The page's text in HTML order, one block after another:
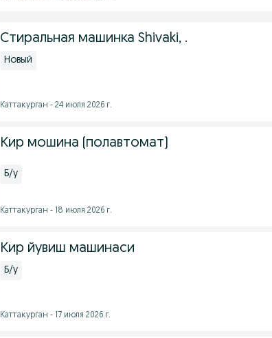
Стиральная машинка Shivaki, .
Новый
Каттакурган - 24 июля 2026 г.
Кир мошина (полавтомат)
Б/у
Каттакурган - 18 июля 2026 г.
Кир йувиш машинаси
Б/у
Каттакурган - 17 июля 2026 г.